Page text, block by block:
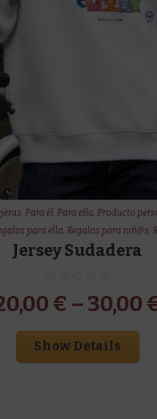
,Para él,Para ella,Producto
para ella, Regalos para niñ@s,
Jersey Sudadera
€ –30,00
Show Details